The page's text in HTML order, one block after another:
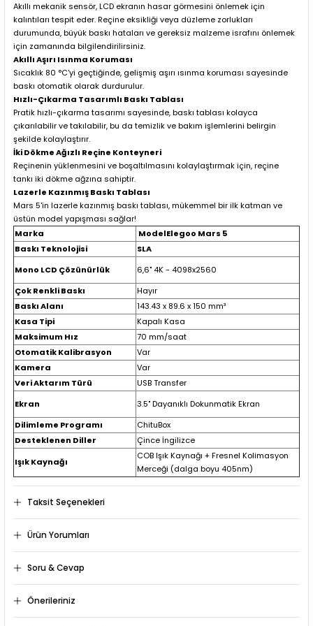
Akıllı mekanik sensör, LCD ekranın hasar görmesini önlemek için
kalıntıları tespit eder. Reçine eksikliği veya düzleme zorlukları
durumunda, büyük baskı hataları ve gereksiz malzeme israfını önlemek
için zamanında bilgilendirilirsiniz.
Akıllı Aşırı Isınma Koruması
Sıcaklık 80 °C'yi geçtiğinde, gelişmiş aşırı ısınma koruması sayesinde
baskı otomatik olarak durdurulur.
Hızlı-Çıkarma Tasarımlı Baskı Tablası
Pratik hızlı-çıkarma tasarımı sayesinde, baskı tablası kolayca
çıkarılabilir ve takılabilir, bu da temizlik ve bakım işlemlerini belirgin
şekilde kolaylaştırır.
İki Dökme Ağızlı Reçine Konteyneri
Reçinenin yüklenmesini ve boşaltılmasını kolaylaştırmak için, reçine
tankı iki dökme ağzına sahiptir.
Lazerle Kazınmış Baskı Tablası
Mars 5'in lazerle kazınmış baskı tablası, mükemmel bir ilk katman ve
üstün model yapışması sağlar!
Marka
ModelElegoo Mars 5
Baskı Teknolojisi
SLA
Mono LCD Çözünürlük
6,6" 4K - 4098x2560
Çok Renkli Baskı
Hayır
Baskı Alanı
143.43 x 89.6 x 150 mm³
Kasa Tipi
Kapalı Kasa
Maksimum Hız
70 mm/saat
Otomatik Kalibrasyon
Var
Kamera
Var
Veri Aktarım Türü
USB Transfer
Ekran
3.5" Dayanıklı Dokunmatik Ekran
Dilimleme Programı
ChituBox
Desteklenen Diller
Çince İngilizce
Işık Kaynağı
COB Işık Kaynağı + Fresnel Kolimasyon
Merceği (dalga boyu 405nm)
Taksit Seçenekleri
Ürün Yorumları
Soru & Cevap
Önerileriniz